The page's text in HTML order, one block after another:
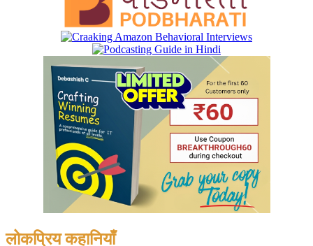
लोकप्रिय कहानियाँ